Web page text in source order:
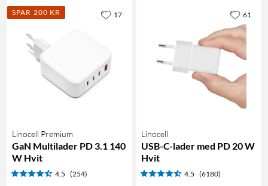
SPAR 200 KR
Linocell Premium
GaN Multilader PD 3.1 140
W Hvit
4.5 (254)
17
Linocell
USB-C-lader med PD 20 W
Hvit
4.5 (6180)
61